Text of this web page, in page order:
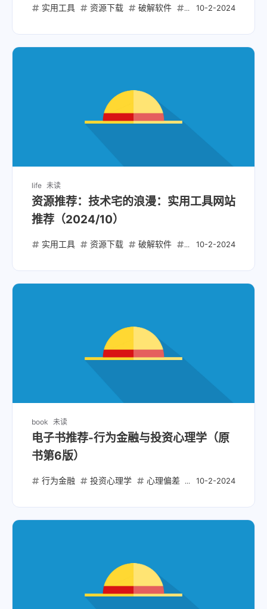
10-2-2024
实用工具 资源下载 破解软件 破解脚本 开源项
life 未读
资源推荐：技术宅的浪漫：实用工具网站
推荐（2024/10）
10-2-2024
实用工具 资源下载 破解软件 破解脚本 开源项
book 未读
电子书推荐-行为金融与投资心理学（原
书第6版）
10-2-2024
行为金融 投资心理学 心理偏差 投资决策